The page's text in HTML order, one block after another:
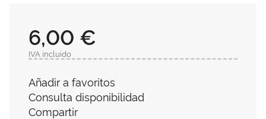
6,00 €
IVA incluido
Añadir a favoritos
Consulta disponibilidad
Compartir